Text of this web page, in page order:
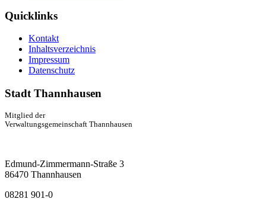
Quicklinks
Kontakt
Inhaltsverzeichnis
Impressum
Datenschutz
Stadt Thannhausen
Mitglied der
Verwaltungsgemeinschaft Thannhausen
Edmund-Zimmermann-Straße 3
86470 Thannhausen
08281 901-0